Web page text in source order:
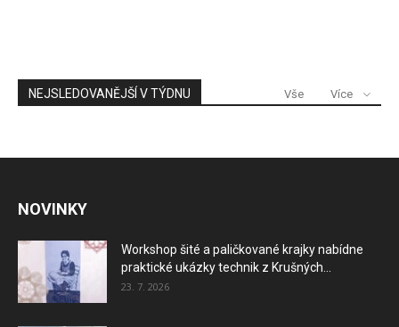
NEJSLEDOVANĚJŠÍ V TÝDNU Vše Více
NOVINKY
Workshop šité a paličkované krajky nabídne
praktické ukázky technik z Krušných...
23. 7. 2026